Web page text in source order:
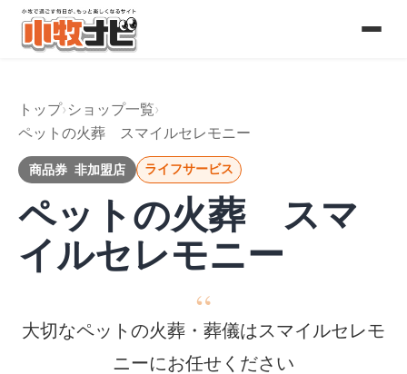
コ
ン
ツ
へ
トップ ショップ一覧
ペットの火葬 スマイルセレモニー
商品券 非加盟店 ライフサービス
ペットの火葬 スマ
イルセレモニー
大切なペットの火葬・葬儀はスマイルセレモ
ニーにお任せください